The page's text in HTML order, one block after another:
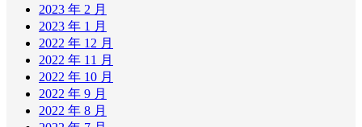
2023 年 2 月
2023 年 1 月
2022 年 12 月
2022 年 11 月
2022 年 10 月
2022 年 9 月
2022 年 8 月